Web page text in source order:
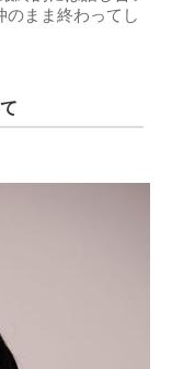
のまま終わってし